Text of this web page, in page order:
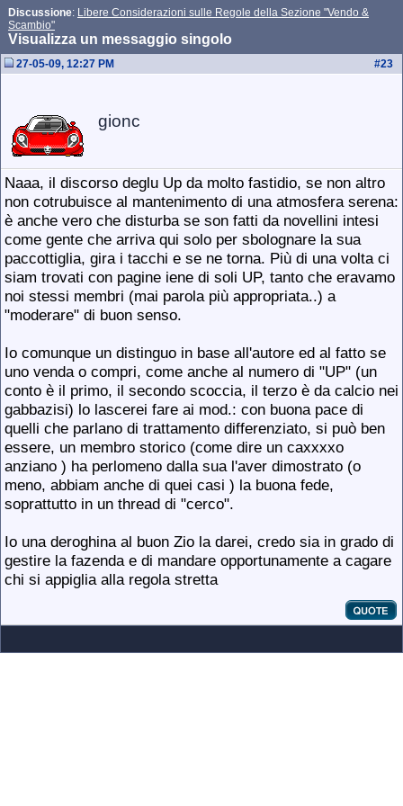
Discussione: Libere Considerazioni sulle Regole della Sezione "Vendo &
Scambio"
Visualizza un messaggio singolo
#23
27-05-09, 12:27 PM
gionc
Naaa, il discorso deglu Up da molto fastidio, se non altro
non cotrubuisce al mantenimento di una atmosfera serena:
è anche vero che disturba se son fatti da novellini intesi
come gente che arriva qui solo per sbolognare la sua
paccottiglia, gira i tacchi e se ne torna. Più di una volta ci
siam trovati con pagine iene di soli UP, tanto che eravamo
noi stessi membri (mai parola più appropriata..) a
"moderare" di buon senso.
Io comunque un distinguo in base all'autore ed al fatto se
uno venda o compri, come anche al numero di "UP" (un
conto è il primo, il secondo scoccia, il terzo è da calcio nei
gabbazisi) lo lascerei fare ai mod.: con buona pace di
quelli che parlano di trattamento differenziato, si può ben
essere, un membro storico (come dire un caxxxxo
anziano ) ha perlomeno dalla sua l'aver dimostrato (o
meno, abbiam anche di quei casi ) la buona fede,
soprattutto in un thread di "cerco".
Io una deroghina al buon Zio la darei, credo sia in grado di
gestire la fazenda e di mandare opportunamente a cagare
chi si appiglia alla regola stretta